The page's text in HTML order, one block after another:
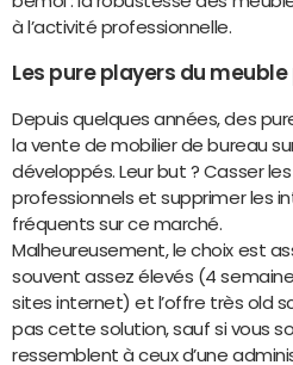
à l’activité professionnelle.
Les pure players du
Depuis quelques années, des
la vente de mobilier de bureau
développés. Leur but ? Casser
professionnels et supprimer les
fréquents sur ce marché.
Malheureusement, le choix est
souvent assez élevés (4
sites internet) et l’offre très old
pas cette solution, sauf si vous
ressemblent à ceux d’une